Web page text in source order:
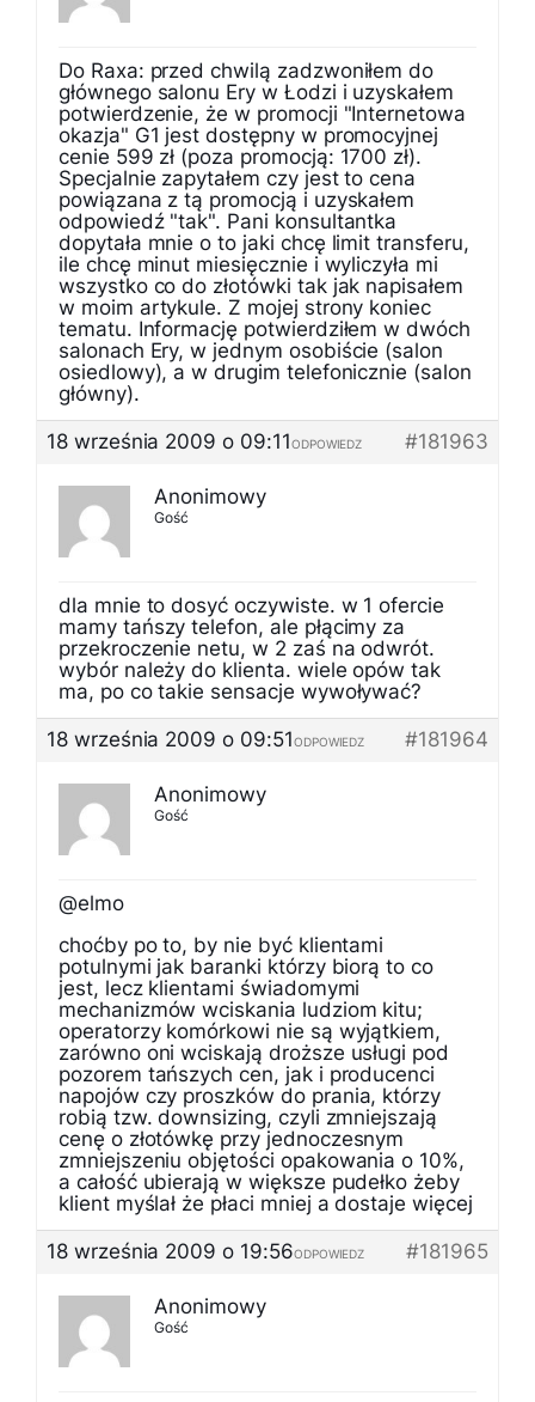
Do Raxa: przed chwilą zadzwoniłem do
głównego salonu Ery w Łodzi i uzyskałem
potwierdzenie, że w promocji "Internetowa
okazja" G1 jest dostępny w promocyjnej
cenie 599 zł (poza promocją: 1700 zł).
Specjalnie zapytałem czy jest to cena
powiązana z tą promocją i uzyskałem
odpowiedź "tak". Pani konsultantka
dopytała mnie o to jaki chcę limit transferu,
ile chcę minut miesięcznie i wyliczyła mi
wszystko co do złotówki tak jak napisałem
w moim artykule. Z mojej strony koniec
tematu. Informację potwierdziłem w dwóch
salonach Ery, w jednym osobiście (salon
osiedlowy), a w drugim telefonicznie (salon
główny).
18 września 2009 o 09:11
#181963
ODPOWIEDZ
Anonimowy
Gość
dla mnie to dosyć oczywiste. w 1 ofercie
mamy tańszy telefon, ale płącimy za
przekroczenie netu, w 2 zaś na odwrót.
wybór należy do klienta. wiele opów tak
ma, po co takie sensacje wywoływać?
18 września 2009 o 09:51
#181964
ODPOWIEDZ
Anonimowy
Gość
@elmo
choćby po to, by nie być klientami
potulnymi jak baranki którzy biorą to co
jest, lecz klientami świadomymi
mechanizmów wciskania ludziom kitu;
operatorzy komórkowi nie są wyjątkiem,
zarówno oni wciskają droższe usługi pod
pozorem tańszych cen, jak i producenci
napojów czy proszków do prania, którzy
robią tzw. downsizing, czyli zmniejszają
cenę o złotówkę przy jednoczesnym
zmniejszeniu objętości opakowania o 10%,
a całość ubierają w większe pudełko żeby
klient myślał że płaci mniej a dostaje więcej
18 września 2009 o 19:56
#181965
ODPOWIEDZ
Anonimowy
Gość